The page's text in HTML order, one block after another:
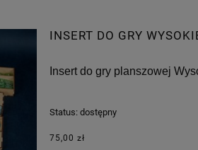
INSERT DO GRY
Insert do gry planszowej
Status: dostępny
75,00 zł